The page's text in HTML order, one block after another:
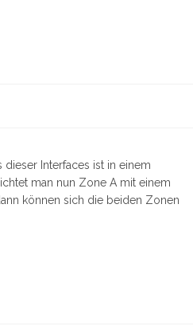
Interfaces ist in einem
man nun Zone A mit einem
können sich die beiden Zonen